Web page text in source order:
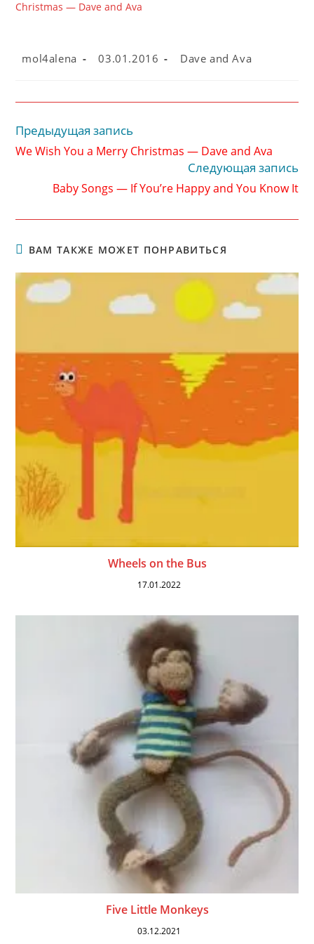
Christmas — Dave and Ava
Автор
mol4alena
Запись
03.01.2016
Рубрика
Dave and Ava
Читать
статьи
Предыдущая запись
We Wish You a Merry Christmas — Dave and Ava
Следующая запись
Baby Songs — If You’re Happy and You Know It
ВАМ ТАКЖЕ МОЖЕТ ПОНРАВИТЬСЯ
Wheels on the Bus
17.01.2022
Five Little Monkeys
03.12.2021